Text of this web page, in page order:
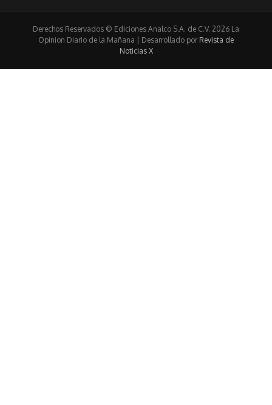
Derechos Reservados © Ediciones Analco S.A. de C.V. 2026 La
Opinion Diario de la Mañana | Desarrollado por Revista de
Noticias X